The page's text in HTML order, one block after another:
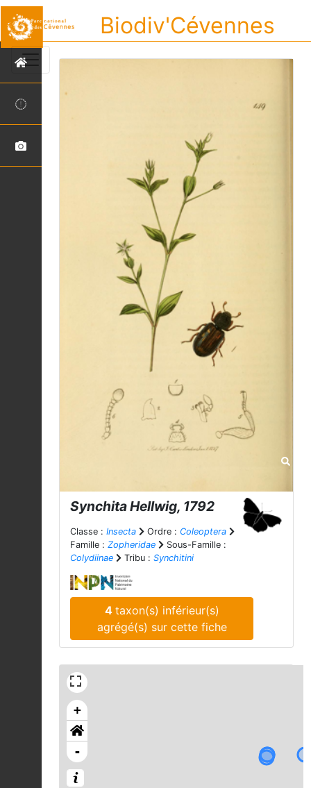
Biodiv'Cévennes
SynchitaHellwig, 1792
Classe : Insecta Ordre : Coleoptera
Famille : Zopheridae
Sous-Famille :
Colydiinae
Tribu : Synchitini
4 taxon(s) inférieur(s)
agrégé(s) sur cette fiche
+
-